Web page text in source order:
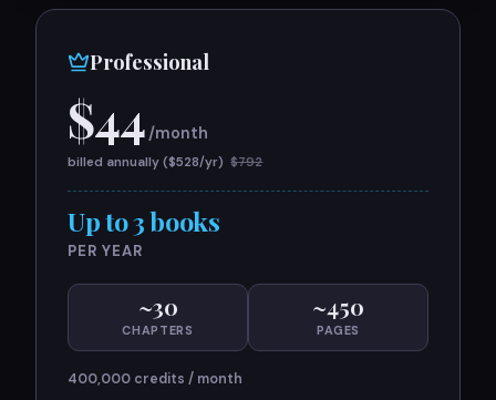
Professional
$44 /month
billed annually ($528/yr) $792
Up to 3 books
PER YEAR
~30
CHAPTERS
~450
PAGES
400,000 credits / month